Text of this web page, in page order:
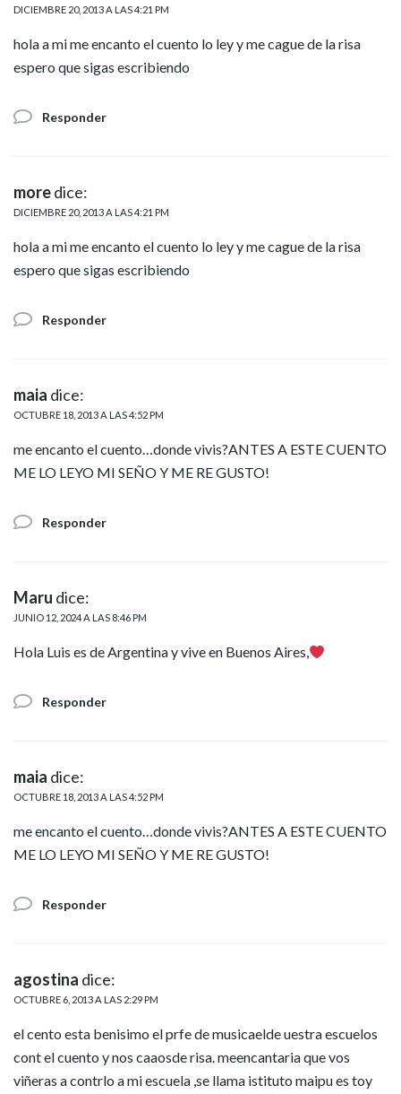
DICIEMBRE 20, 2013 A LAS 4:21 PM
hola a mi me encanto el cuento lo ley y me cague de la risa
espero que sigas escribiendo
Responder
moredice:
DICIEMBRE 20, 2013 A LAS 4:21 PM
hola a mi me encanto el cuento lo ley y me cague de la risa
espero que sigas escribiendo
Responder
maia dice:
OCTUBRE 18, 2013 A LAS 4:52 PM
me encanto el cuento…donde vivis?ANTES A ESTE CUENTO
ME LO LEYO MI SEÑO Y ME RE GUSTO!
Responder
Maru dice:
JUNIO 12, 2024 A LAS 8:46 PM
Hola Luis es de Argentina y vive en Buenos Aires,
Responder
maia dice:
OCTUBRE 18, 2013 A LAS 4:52 PM
me encanto el cuento…donde vivis?ANTES A ESTE CUENTO
ME LO LEYO MI SEÑO Y ME RE GUSTO!
Responder
agostina dice:
OCTUBRE 6, 2013 A LAS 2:29 PM
el cento esta benisimo el prfe de musicaelde uestra escuelos
cont el cuento y nos caaosde risa. meencantaria que vos
viñeras a contrlo a mi escuela ,se llama istituto maipu es toy